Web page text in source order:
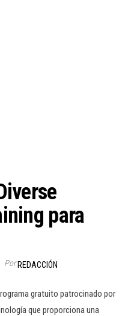
para
Por REDACCIÓN
gratuito patrocinado por
que proporciona una